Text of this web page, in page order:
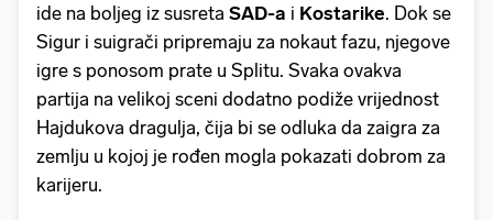
ide na boljeg iz susreta SAD-a i Kostarike. Dok se
Sigur i suigrači pripremaju za nokaut fazu, njegove
igre s ponosom prate u Splitu. Svaka ovakva
partija na velikoj sceni dodatno podiže vrijednost
Hajdukova dragulja, čija bi se odluka da zaigra za
zemlju u kojoj je rođen mogla pokazati dobrom za
karijeru.